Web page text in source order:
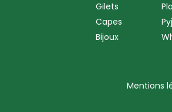
Gilets
Capes
Bijoux
Mentions